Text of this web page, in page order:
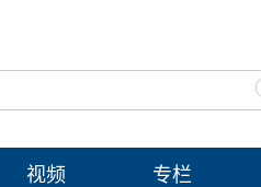
视频 专栏